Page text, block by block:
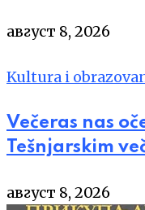
август 8, 2026
Kultura i
Večeras nas
Tešnjarskim
август 8, 2026